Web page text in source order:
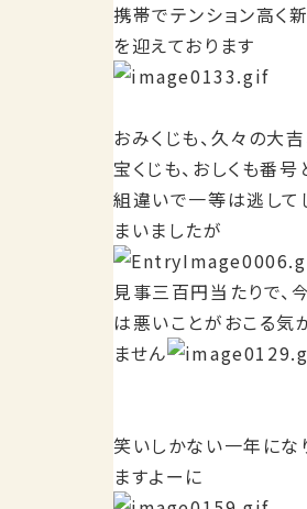
携帯でテンション高く
を迎えております
おみくじも、久々の大吉
宝くじも、おしくも番号
組違いで一等は逃して
まいましたが
見事三百円当たりで、
は悪いことがおこる気
ません
笑いしかない一年にな
ますよーに